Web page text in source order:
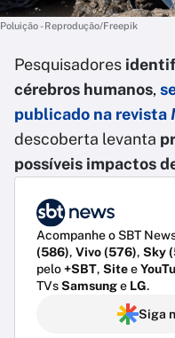
Poluição - Reprodução/Freepik
Pesquisadores
cérebros humanos,
publicado na revista
descoberta levanta
possíveis impactos
Acompanhe o SBT
(586), Vivo (576), Sky
pelo+SBT, Sitee
TVsSamsunge LG.
Siga